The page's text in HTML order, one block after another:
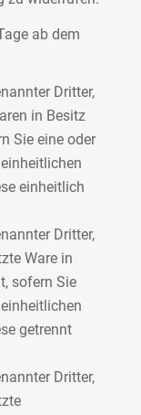
ab dem
Dritter,
in Besitz
Sie eine oder
einheitlich
Dritter,
Ware in
sofern Sie
getrennt
Dritter,